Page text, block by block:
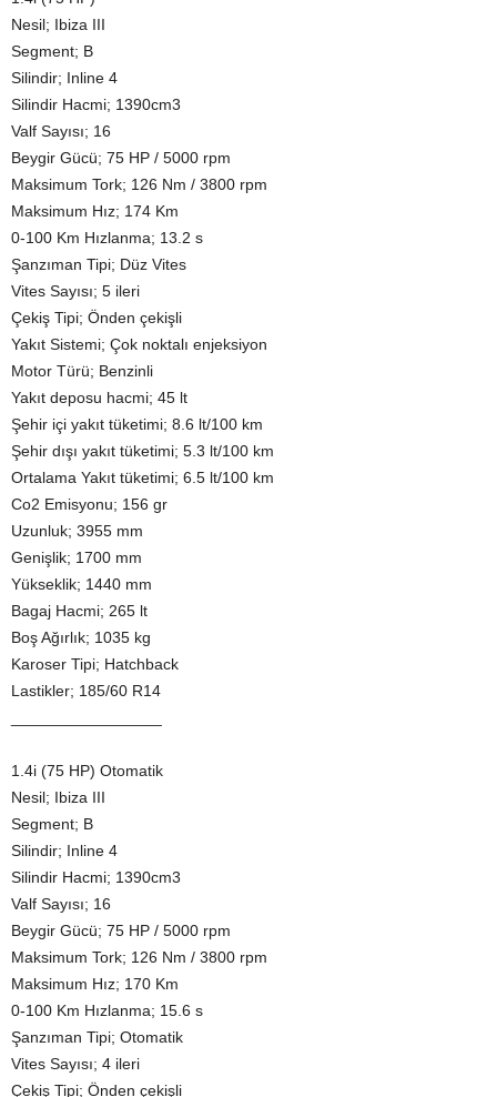
Nesil; Ibiza III
Segment; B
Silindir; Inline 4
Silindir Hacmi; 1390cm3
Valf Sayısı; 16
Beygir Gücü; 75 HP / 5000 rpm
Maksimum Tork; 126 Nm / 3800 rpm
Maksimum Hız; 174 Km
0-100 Km Hızlanma; 13.2 s
Şanzıman Tipi; Düz Vites
Vites Sayısı; 5 ileri
Çekiş Tipi; Önden çekişli
Yakıt Sistemi; Çok noktalı enjeksiyon
Motor Türü; Benzinli
Yakıt deposu hacmi; 45 lt
Şehir içi yakıt tüketimi; 8.6 lt/100 km
Şehir dışı yakıt tüketimi; 5.3 lt/100 km
Ortalama Yakıt tüketimi; 6.5 lt/100 km
Co2 Emisyonu; 156 gr
Uzunluk; 3955 mm
Genişlik; 1700 mm
Yükseklik; 1440 mm
Bagaj Hacmi; 265 lt
Boş Ağırlık; 1035 kg
Karoser Tipi; Hatchback
Lastikler; 185/60 R14
1.4i (75 HP) Otomatik
Nesil; Ibiza III
Segment; B
Silindir; Inline 4
Silindir Hacmi; 1390cm3
Valf Sayısı; 16
Beygir Gücü; 75 HP / 5000 rpm
Maksimum Tork; 126 Nm / 3800 rpm
Maksimum Hız; 170 Km
0-100 Km Hızlanma; 15.6 s
Şanzıman Tipi; Otomatik
Vites Sayısı; 4 ileri
Çekiş Tipi; Önden çekişli